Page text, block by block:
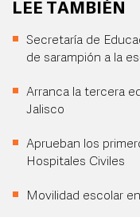
LEE TAMBIÉN
Secretaría de
de sarampión a la
Arranca la tercera
Jalisco
Aprueban los
Hospitales Civiles
Movilidad escolar